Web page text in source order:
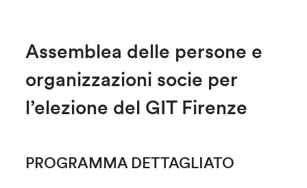
Assemblea delle persone e
organizzazioni socie per
l’elezione del GIT Firenze
PROGRAMMA DETTAGLIATO